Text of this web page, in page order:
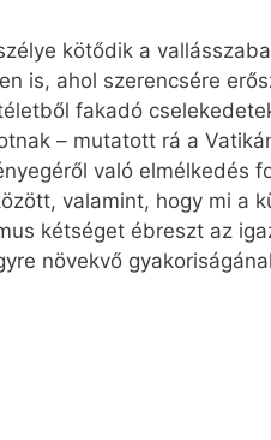
kötődik a
is, ahol szerencsére
fakadó
– mutatott rá a
való elmélkedés
valamint, hogy mi a
kétséget ébreszt az
növekvő